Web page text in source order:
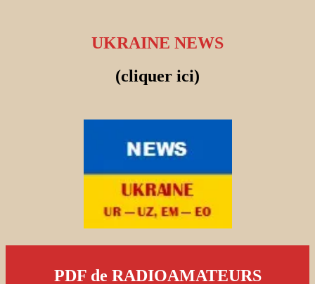
UKRAINE NEWS
(cliquer ici)
PDF de RADIOAMATEURS